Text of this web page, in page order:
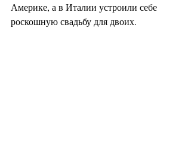
Америке, а в Италии устроили себе
роскошную свадьбу для двоих.